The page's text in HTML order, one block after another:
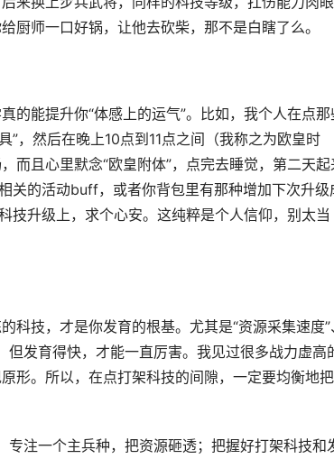
厨师一口好锅，让他去砍柴，那不是白瞎了么。
的能提升你“体感上的运气”。比如，我个人在点那
”，然后在晚上10点到11点之间（我称之为欧皇时
而且心里默念“欧皇附体”，点完去睡觉，第二天起
关的活动buff，或者你背包里有那种增加下次升级
技升级上，求个心安。这纯粹是个人信仰，别太当
技，才是你发育的根基。尤其是“资源采集速度”
但发育得快，才能一直厉害。我见过很多战力虚高
形。所以，在点打架科技的间隙，一定要均衡地
专注一个主兵种，把资源砸透；把握好打架科技和